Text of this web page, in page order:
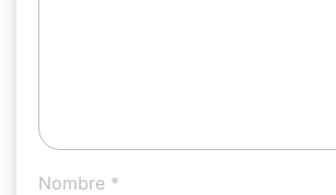
Nombre *